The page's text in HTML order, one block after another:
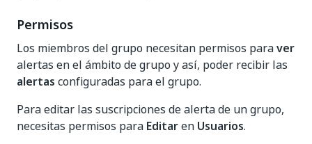
Permisos
Los miembros del grupo necesitan permisos paraver
alertas en el ámbito de grupo y así, poder recibir las
alertas configuradas para el grupo.
Para editar las suscripciones de alerta de un grupo,
necesitas permisos para Editaren Usuarios.